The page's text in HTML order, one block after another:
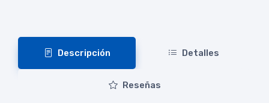
Descripción Detalles
Reseñas